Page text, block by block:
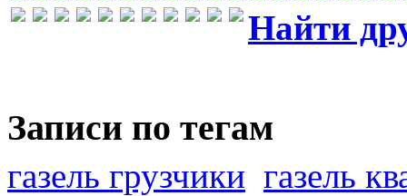
Найти
Записи по тегам
газель грузчики газель